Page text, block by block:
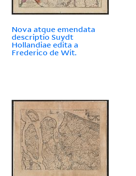
Nova atque emendata
descriptio Suydt
Hollandiae edita a
Frederico de Wit.